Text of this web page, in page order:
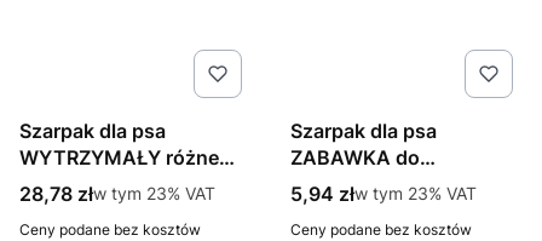
Szarpak dla psa
WYTRZYMAŁY różne
kolory ZABAWKA
Cena brutto
28,78 złw tym %s VAT
w tym 23% VAT
Ceny podane bez kosztów
Szarpak dla psa
ZABAWKA do
przeciągania sznurek
Cena brutto
5,94 złw tym %s VAT
w tym 23% VAT
Ceny podane bez kosztów